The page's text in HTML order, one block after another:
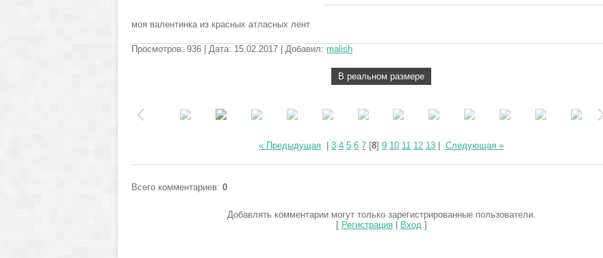
моя валентинка из красных атласных лент
Просмотров: 936 | Дата: 15.02.2017 | Добавил: malish
В реальном размере
« Предыдущая 3 4 5 6 7 [8] 9 10 11 12 13 Следующая »
Всего комментариев: 0
Добавлять комментарии могут только зарегистрированные пользователи.
[ Регистрация| Вход]